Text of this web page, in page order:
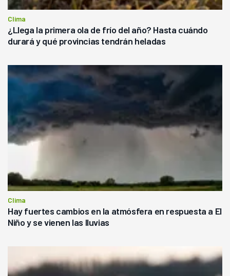
Clima
¿Llega la primera ola de frío del año? Hasta cuándo
durará y qué provincias tendrán heladas
Clima
Hay fuertes cambios en la atmósfera en respuesta a El
Niño y se vienen las lluvias